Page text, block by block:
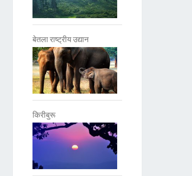
बेतला राष्ट्रीय उद्यान
किरीबुरू